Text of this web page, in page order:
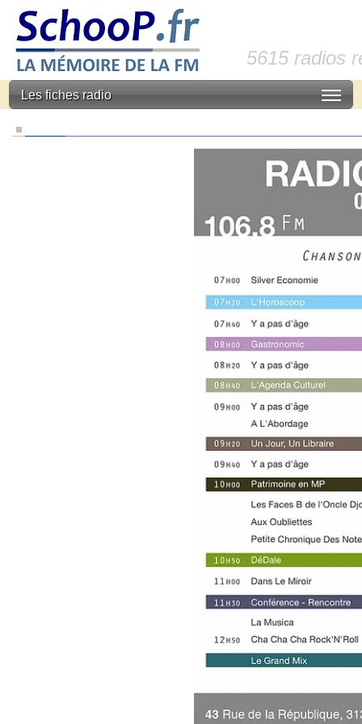
5615 radios
Les fiches radio